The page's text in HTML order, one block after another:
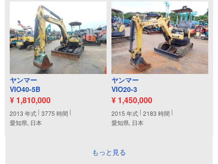
ヤンマー
VIO40-5B
¥ 1,810,000
2013 年式 3775 時間
愛知県, 日本
ヤンマー
VIO20-3
¥ 1,450,000
2015 年式 2183 時間
愛知県, 日本
もっと見る